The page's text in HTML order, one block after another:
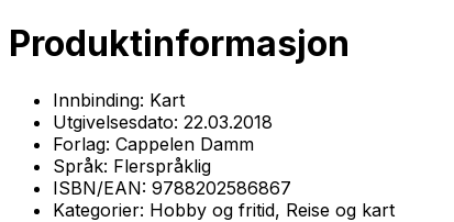
Produktinformasjon
Innbinding: Kart
Utgivelsesdato: 22.03.2018
Forlag: Cappelen Damm
Språk: Flerspråklig
ISBN/EAN: 9788202586867
Kategorier: Hobby og fritid, Reise og kart